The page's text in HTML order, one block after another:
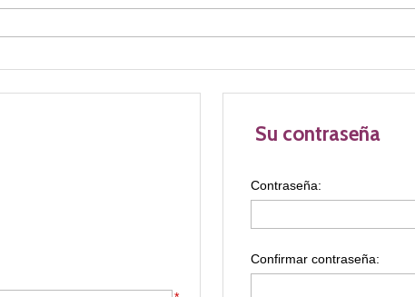
Su contraseña
Contraseña:
Confirmar contraseña: